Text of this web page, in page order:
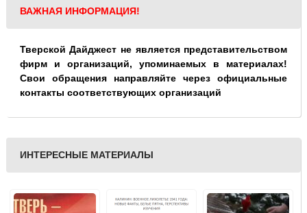
ВАЖНАЯ ИНФОРМАЦИЯ!
Тверской Дайджест не является представительством
фирм и организаций, упоминаемых в материалах!
Свои обращения направляйте через официальные
контакты соответствующих организаций
ИНТЕРЕСНЫЕ МАТЕРИАЛЫ